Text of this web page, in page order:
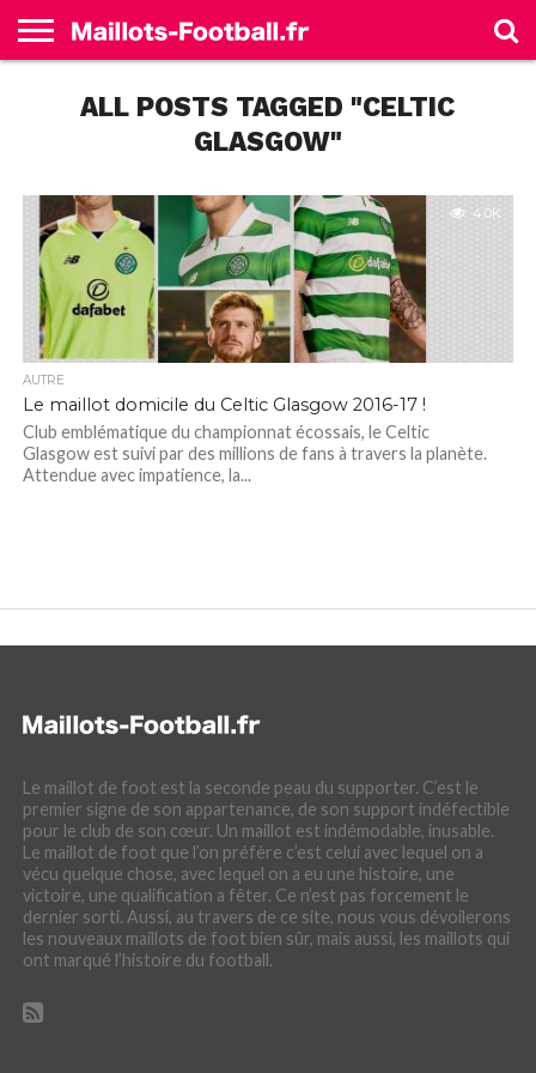
ALLEMAGNE
ANGLETERRE
ESPAGNE
FRANCE
ITALIE
SÉLECTIONS
MARQUES
ALL POSTS TAGGED "CELTIC
GLASGOW"
4.0K
AUTRE
Le maillot domicile du Celtic Glasgow 2016-17 !
Club emblématique du championnat écossais, le Celtic
Glasgow est suivi par des millions de fans à travers la planète.
Attendue avec impatience, la...
Le maillot de foot est la seconde peau du supporter. C’est le
premier signe de son appartenance, de son support indéfectible
pour le club de son cœur. Un maillot est indémodable, inusable.
Le maillot de foot que l’on préfère c’est celui avec lequel on a
vécu quelque chose, avec lequel on a eu une histoire, une
victoire, une qualification a fêter. Ce n’est pas forcement le
dernier sorti. Aussi, au travers de ce site, nous vous dévoilerons
les nouveaux maillots de foot bien sûr, mais aussi, les maillots qui
ont marqué l’histoire du football.